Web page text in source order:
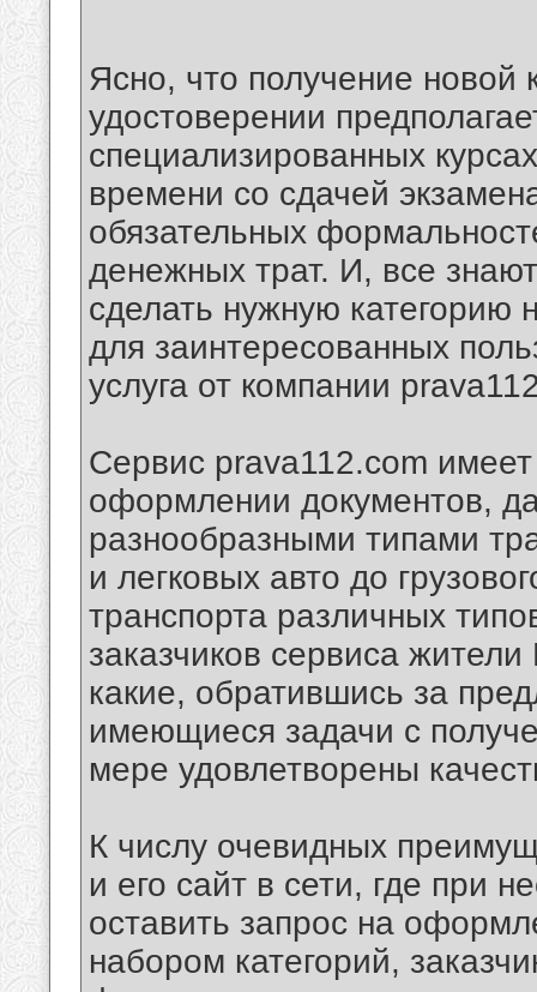
Ясно, что получение новой
удостоверении
специализированных
времени со сдачей
обязательных
денежных трат. И, все
сделать нужную категорию
для заинтересованных
услуга от компании
Сервис prava112.com
оформлении документов,
разнообразными типами
и легковых авто до
транспорта различных
заказчиков сервиса
какие, обратившись за
имеющиеся задачи с
мере удовлетворены
К числу очевидных
и его сайт в сети, где при
оставить запрос на
набором категорий,